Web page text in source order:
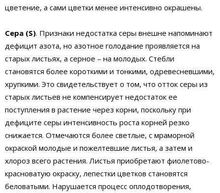
цветение, а сами цветки менее интенсивно окрашены.
Сера (S). Признаки недостатка серы внешне напоминают
дефицит азота, но азотное голодание проявляется на
старых листьях, а серное – на молодых. Стебли
становятся более короткими и тонкими, одревесневшими,
хрупкими. Это свидетельствует о том, что отток серы из
старых листьев не компенсирует недостаток ее
поступления в растение через корни, поскольку при
дефиците серы интенсивность роста корней резко
снижается. Отмечаются более светлые, с мраморной
окраской молодые и пожелтевшие листья, а затем и
хлороз всего растения. Листья приобретают фиолетово-
красноватую окраску, лепестки цветков становятся
беловатыми. Нарушается процесс оплодотворения,